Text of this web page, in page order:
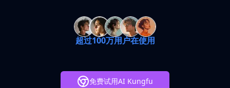
超过100万用户在使用
免费试用AI Kungfu